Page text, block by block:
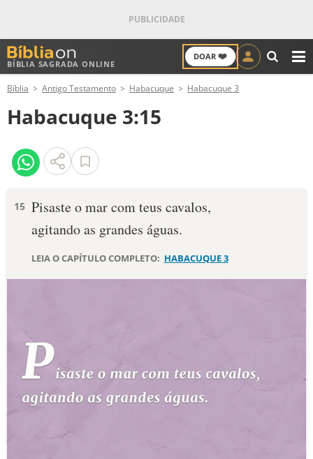
BÍBLIA SAGRADA ONLINE
DOAR ❤️
ANTIGO TESTAMENTO
NOVO TESTAMENTO
VERSÍCULOS
PALAVRA DO DIA
10 MANDAMENTOS
ESTUDOS BÍBLICOS
ESBOÇOS DE PREGAÇÃO
Bíblia Antigo Testamento Habacuque Habacuque 3
Habacuque 3:15
15 Pisaste o mar com teus cavalos,
agitando as grandes águas.
LEIA O CAPÍTULO COMPLETO: HABACUQUE 3